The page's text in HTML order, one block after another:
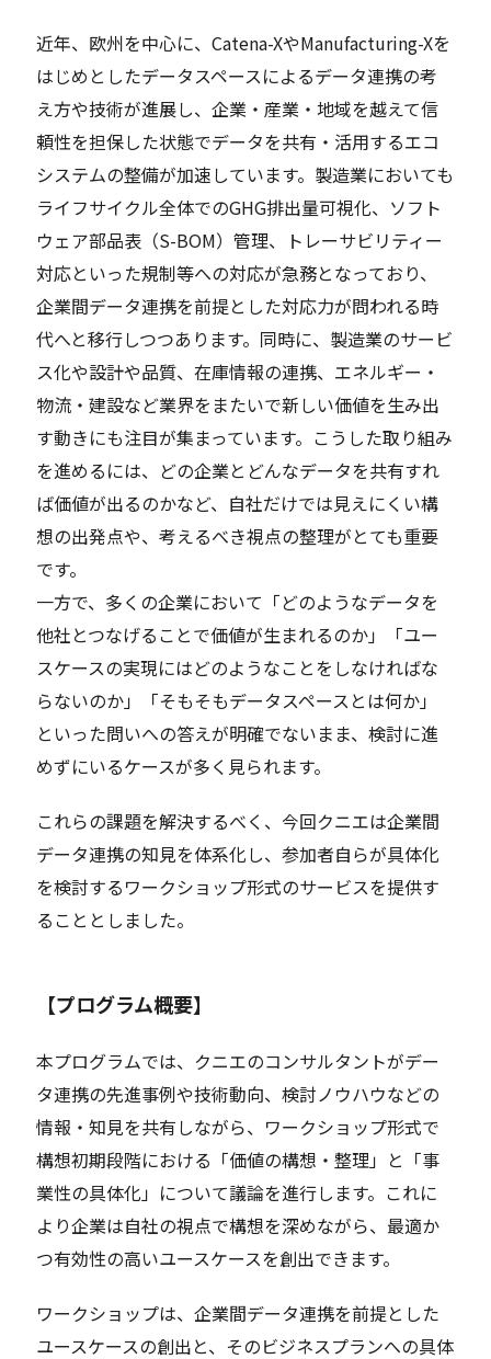
近年、欧州を中心に、Catena-XやManufacturing-Xを
はじめとしたデータスペースによるデータ連携の考
え方や技術が進展し、企業・産業・地域を越えて信
頼性を担保した状態でデータを共有・活用するエコ
システムの整備が加速しています。製造業においても
ライフサイクル全体でのGHG排出量可視化、ソフト
ウェア部品表（S-BOM）管理、トレーサビリティー
対応といった規制等への対応が急務となっており、
企業間データ連携を前提とした対応力が問われる時
代へと移行しつつあります。同時に、製造業のサービ
ス化や設計や品質、在庫情報の連携、エネルギー・
物流・建設など業界をまたいで新しい価値を生み出
す動きにも注目が集まっています。こうした取り組み
を進めるには、どの企業とどんなデータを共有すれ
ば価値が出るのかなど、自社だけでは見えにくい構
想の出発点や、考えるべき視点の整理がとても重要
です。
一方で、多くの企業において「どのようなデータを
他社とつなげることで価値が生まれるのか」「ユー
スケースの実現にはどのようなことをしなければな
らないのか」「そもそもデータスペースとは何か」
といった問いへの答えが明確でないまま、検討に進
めずにいるケースが多く見られます。
これらの課題を解決するべく、今回クニエは企業間
データ連携の知見を体系化し、参加者自らが具体化
を検討するワークショップ形式のサービスを提供す
ることとしました。
【プログラム概要】
本プログラムでは、クニエのコンサルタントがデー
タ連携の先進事例や技術動向、検討ノウハウなどの
情報・知見を共有しながら、ワークショップ形式で
構想初期段階における「価値の構想・整理」と「事
業性の具体化」について議論を進行します。これに
より企業は自社の視点で構想を深めながら、最適か
つ有効性の高いユースケースを創出できます。
ワークショップは、企業間データ連携を前提とした
ユースケースの創出と、そのビジネスプランへの具体